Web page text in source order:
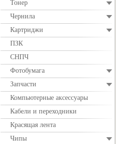
Тонер
Чернила
Картриджи
ПЗК
СНПЧ
Фотобумага
Запчасти
Компьютерные аксессуары
Кабели и переходники
Красящая лента
Чипы